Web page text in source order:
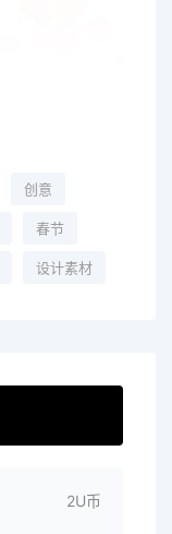
创意
春节
设计素材
2U币